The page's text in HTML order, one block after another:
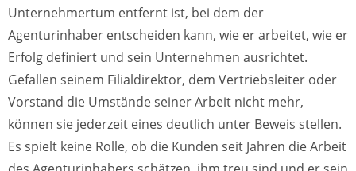
Unternehmertum entfernt ist, bei dem der
Agenturinhaber entscheiden kann, wie er arbeitet, wie er
Erfolg definiert und sein Unternehmen ausrichtet.
Gefallen seinem Filialdirektor, dem Vertriebsleiter oder
Vorstand die Umstände seiner Arbeit nicht mehr,
können sie jederzeit eines deutlich unter Beweis stellen.
Es spielt keine Rolle, ob die Kunden seit Jahren die Arbeit